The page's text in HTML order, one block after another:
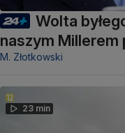
Wolta
naszym Millerem
M. Złotkowski
23 min